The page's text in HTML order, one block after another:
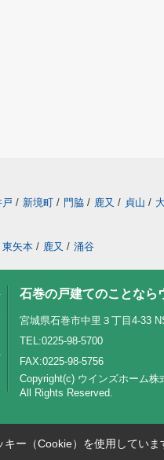
戸 / 新境町 / 門脇 / 鹿又 / 貞山 /
東矢本 / 鹿又 / 涌谷
石巻の戸建てのことなら
宮城県石巻市中里３丁目4-33
TEL:0225-98-5700
FAX:0225-98-5756
Copyright(c) ウインズホーム株
All Rights Reserved.
ー（Cookie）を使用していま